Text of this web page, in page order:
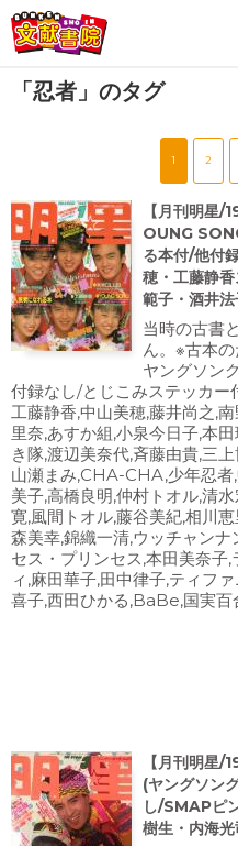
会員登録
「忍者」のタグ
1 2
【月刊明星/
OUNG
る本付/他付
穂・工藤静
範子・酒井
当時の古書
ん。※古本の
ヤングソン
付録なし/とじこみステッカー
工藤静香,中山美穂,藤井尚之,
里奈,あすか組,小泉今日子,本
き隊,渡辺美奈代,斉藤由貴,三
山瀬まみ,CHA-CHA,少年忍者
美子,高橋良明,仲村トオル,清
寛,風間トオル,藤谷美紀,相川
森美幸,錦織一清,ウッチャン
セス・プリンセス,本田美奈子
ィ,麻田華子,田中律子,ティフ
喜子,西田ひかる,BaBe,国実百
【月刊明星/
(ヤングソン
し/SMAPピ
樹生・内海